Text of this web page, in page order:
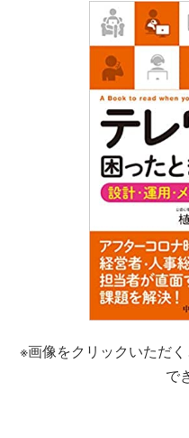
※画像をクリックいただ
で